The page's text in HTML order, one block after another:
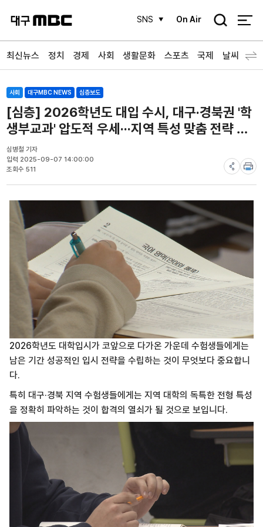
SNS On Air
검
최신뉴스 정치 경제 사회 생활문화 스포츠 국제 날씨
사회 대구MBC NEWS 심층보도
[심층] 2026학년도 대입 수시, 대구·경북권 '학
생부교과' 압도적 우세···지역 특성 맞춤 전략 필
수
심병철 기자
입력 2025-09-07 14:00:00
조회수 511
2026학년도 대학입시가 코앞으로 다가온 가운데 수험생들에게는
남은 기간 성공적인 입시 전략을 수립하는 것이 무엇보다 중요합니
다.
특히 대구·경북 지역 수험생들에게는 지역 대학의 독특한 전형 특성
을 정확히 파악하는 것이 합격의 열쇠가 될 것으로 보입니다.